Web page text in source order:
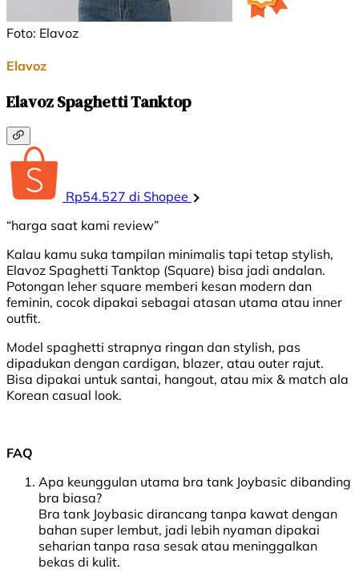
Foto: Elavoz
Elavoz
Elavoz Spaghetti Tanktop
Rp54.527 di Shopee
“harga saat kami review”
Kalau kamu suka tampilan minimalis tapi tetap stylish,
Elavoz Spaghetti Tanktop (Square) bisa jadi andalan.
Potongan leher square memberi kesan modern dan
feminin, cocok dipakai sebagai atasan utama atau inner
outfit.
Model spaghetti strapnya ringan dan stylish, pas
dipadukan dengan cardigan, blazer, atau outer rajut.
Bisa dipakai untuk santai, hangout, atau mix & match ala
Korean casual look.
FAQ
Apa keunggulan utama bra tank Joybasic dibanding
bra biasa?
Bra tank Joybasic dirancang tanpa kawat dengan
bahan super lembut, jadi lebih nyaman dipakai
seharian tanpa rasa sesak atau meninggalkan
bekas di kulit.